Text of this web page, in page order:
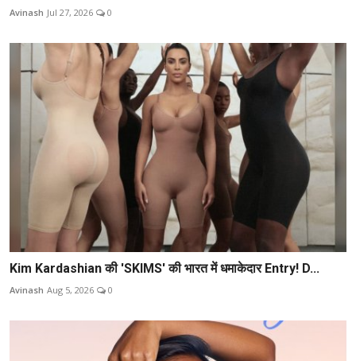
Avinash Jul 27, 2026 0
Kim Kardashian की 'SKIMS' की भारत में धमाकेदार Entry! D...
Avinash Aug 5, 2026 0